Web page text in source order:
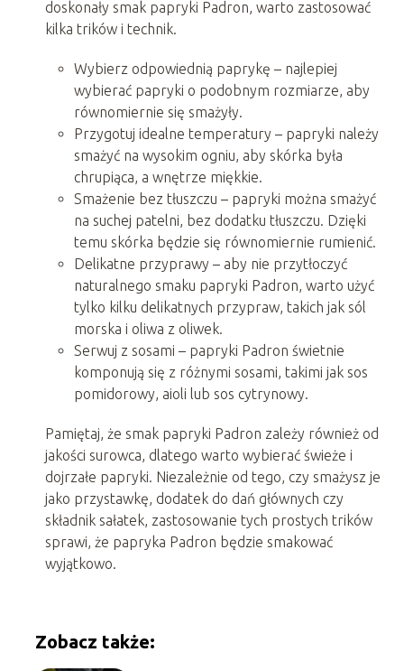
doskonały smak papryki Padron, warto zastosować
kilka trików i technik.
Wybierz odpowiednią paprykę – najlepiej
wybierać papryki o podobnym rozmiarze, aby
równomiernie się smażyły.
Przygotuj idealne temperatury – papryki należy
smażyć na wysokim ogniu, aby skórka była
chrupiąca, a wnętrze miękkie.
Smażenie bez tłuszczu – papryki można smażyć
na suchej patelni, bez dodatku tłuszczu. Dzięki
temu skórka będzie się równomiernie rumienić.
Delikatne przyprawy – aby nie przytłoczyć
naturalnego smaku papryki Padron, warto użyć
tylko kilku delikatnych przypraw, takich jak sól
morska i oliwa z oliwek.
Serwuj z sosami – papryki Padron świetnie
komponują się z różnymi sosami, takimi jak sos
pomidorowy, aioli lub sos cytrynowy.
Pamiętaj, że smak papryki Padron zależy również od
jakości surowca, dlatego warto wybierać świeże i
dojrzałe papryki. Niezależnie od tego, czy smażysz je
jako przystawkę, dodatek do dań głównych czy
składnik sałatek, zastosowanie tych prostych trików
sprawi, że papryka Padron będzie smakować
wyjątkowo.
Zobacz także: